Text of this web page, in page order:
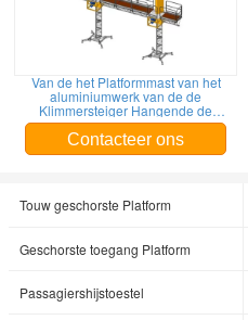
Van de het Platformmast van het
aluminiumwerk van de de
Klimmersteiger Hangende de
Steigersystemen
Contacteer ons
Touw geschorste Platform
Geschorste toegang Platform
Passagiershijstoestel